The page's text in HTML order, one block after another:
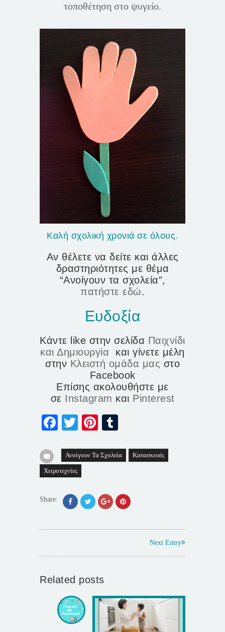
τοποθέτηση στο ψυγείο.
Καλή σχολική χρονιά σε όλους.
Αν θέλετε να δείτε και άλλες
δραστηριότητες με θέμα
“Ανοίγουν τα σχολεία”,
πατήστε εδώ.
Ευδοξία
Κάντε like στην σελίδα Παιχνίδι
και Δημιουργία και γίνετε μέλη
στην Κλειστή ομάδα μας στο
Facebook
Επίσης ακολουθήστε με
σε Instagram και Pinterest
Facebook
TwitterPinterest
Ανοίγουν Τα Σχολεία Κατασκευές
Χειροτεχνίες
Share:
Next Entry
Related posts